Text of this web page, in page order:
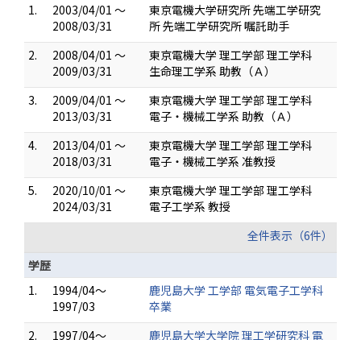
1.
2003/04/01 ～
2008/03/31
東京電機大学研究所 先端工学研究
所 先端工学研究所 嘱託助手
2.
2008/04/01 ～
2009/03/31
東京電機大学 理工学部 理工学科
生命理工学系 助教（Ａ）
3.
2009/04/01 ～
2013/03/31
東京電機大学 理工学部 理工学科
電子・機械工学系 助教（Ａ）
4.
2013/04/01 ～
2018/03/31
東京電機大学 理工学部 理工学科
電子・機械工学系 准教授
5.
2020/10/01 ～
2024/03/31
東京電機大学 理工学部 理工学科
電子工学系 教授
全件表示（6件）
学歴
1.
1994/04～
1997/03
鹿児島大学 工学部 電気電子工学科
卒業
2.
1997/04～ 鹿児島大学大学院 理工学研究科 電